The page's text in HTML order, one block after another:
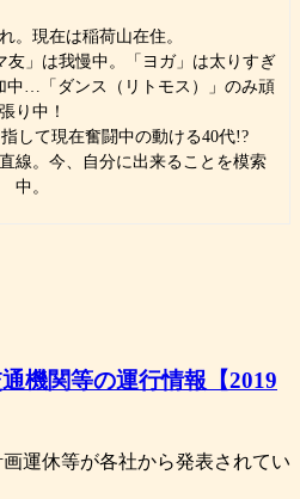
。現在は稲荷山在住。
友」は我慢中。「ヨガ」は太りすぎ
中…「ダンス（リトモス）」のみ頑
張り中！
して現在奮闘中の動ける40代!?
線。今、自分に出来ることを模索
中。
機関等の運行情報【2019
運休等が各社から発表されてい